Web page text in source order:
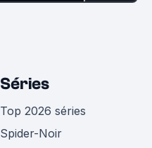
Séries
Top 2026 séries
Spider-Noir